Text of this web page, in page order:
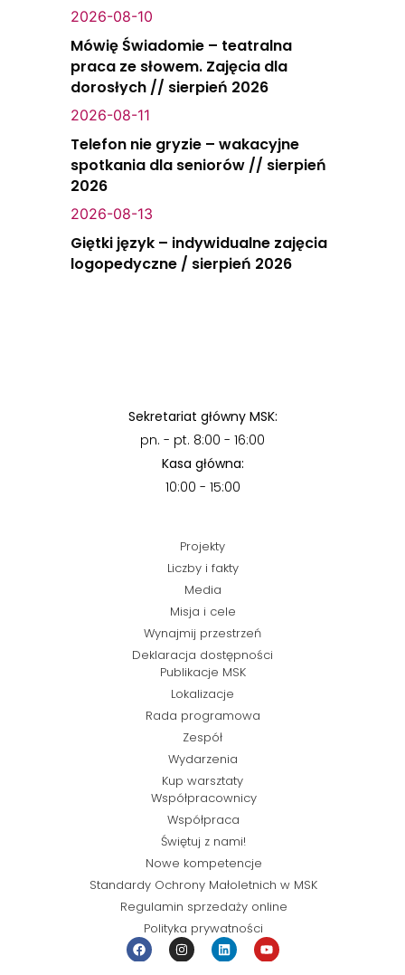
2026-08-10
Mówię Świadomie – teatralna
praca ze słowem. Zajęcia dla
dorosłych // sierpień 2026
2026-08-11
Telefon nie gryzie – wakacyjne
spotkania dla seniorów // sierpień
2026
2026-08-13
Giętki język – indywidualne zajęcia
logopedyczne / sierpień 2026
Sekretariat główny MSK:
pn. - pt. 8:00 - 16:00
Kasa główna:
10:00 - 15:00
Projekty
Liczby i fakty
Media
Misja i cele
Wynajmij przestrzeń
Deklaracja dostępności
Publikacje MSK
Lokalizacje
Rada programowa
Zespół
Wydarzenia
Kup warsztaty
Współpracownicy
Współpraca
Świętuj z nami!
Nowe kompetencje
Standardy Ochrony Małoletnich w MSK
Regulamin sprzedaży online
Polityka prywatności